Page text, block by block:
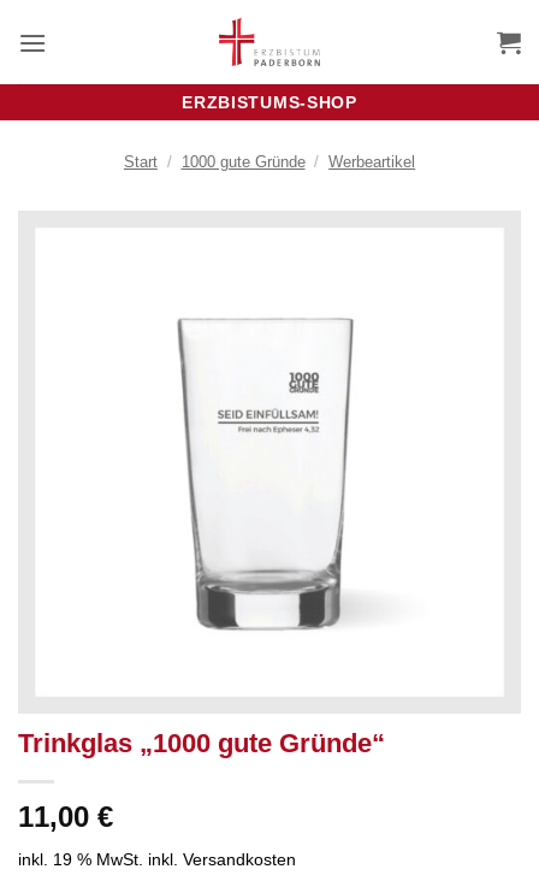
Inhalt
ERZBISTUMS-SHOP
Start / 1000 gute Gründe / Werbeartikel
Trinkglas „1000 gute Gründe“
11,00 €
inkl. 19 % MwSt. inkl. Versandkosten